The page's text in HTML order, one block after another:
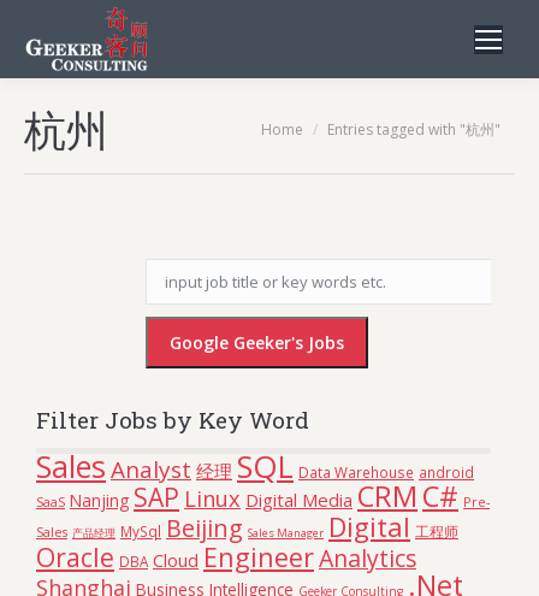
杭州 You are here:
Home Entries tagged with "杭州"
Filter Jobs by Key Word
SalesAnalyst 经理 SQL Data Warehouse android
SaaS Nanjing SAP Linux Digital Media CRM C# Pre-
Sales 产品经理 MySql Beijing Sales Manager Digital 工程师
Oracle DBA Cloud EngineerAnalytics
Shanghai Business Intelligence Geeker Consulting .Net